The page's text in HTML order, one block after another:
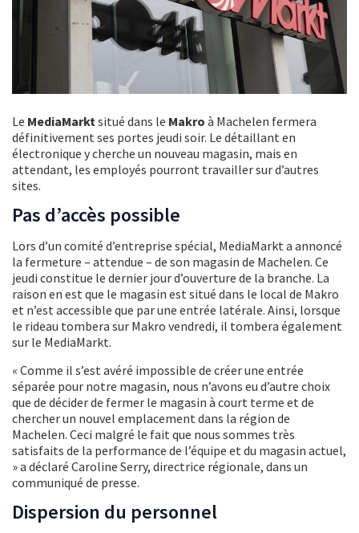
Le MediaMarkt situé dans le Makro à Machelen fermera
définitivement ses portes jeudi soir. Le détaillant en
électronique y cherche un nouveau magasin, mais en
attendant, les employés pourront travailler sur d’autres
sites.
Pas d’accès possible
Lors d’un comité d’entreprise spécial, MediaMarkt a annoncé
la fermeture – attendue – de son magasin de Machelen. Ce
jeudi constitue le dernier jour d’ouverture de la branche. La
raison en est que le magasin est situé dans le local de Makro
et n’est accessible que par une entrée latérale. Ainsi, lorsque
le rideau tombera sur Makro vendredi, il tombera également
sur le MediaMarkt.
« Comme il s’est avéré impossible de créer une entrée
séparée pour notre magasin, nous n’avons eu d’autre choix
que de décider de fermer le magasin à court terme et de
chercher un nouvel emplacement dans la région de
Machelen. Ceci malgré le fait que nous sommes très
satisfaits de la performance de l’équipe et du magasin actuel,
» a déclaré Caroline Serry, directrice régionale, dans un
communiqué de presse.
Dispersion du personnel